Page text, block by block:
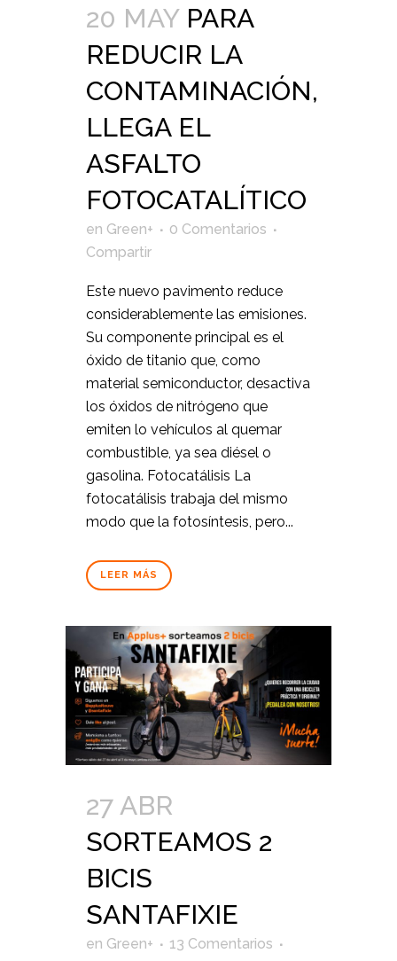
20 MAY PARA
REDUCIR LA
CONTAMINACIÓN,
LLEGA EL
ASFALTO
FOTOCATALÍTICO
en Green+
0 Comentarios
Compartir
Este nuevo pavimento reduce
considerablemente las emisiones.
Su componente principal es el
óxido de titanio que, como
material semiconductor, desactiva
los óxidos de nitrógeno que
emiten lo vehículos al quemar
combustible, ya sea diésel o
gasolina. Fotocatálisis La
fotocatálisis trabaja del mismo
modo que la fotosíntesis, pero...
LEER MÁS
27 ABR
SORTEAMOS 2
BICIS
SANTAFIXIE
en Green+
13 Comentarios